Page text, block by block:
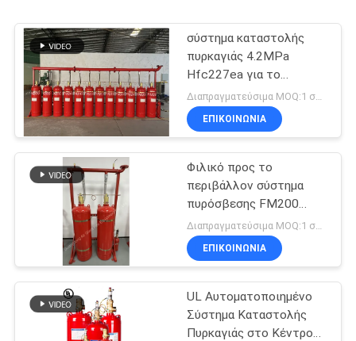
σύστημα καταστολής
πυρκαγιάς 4.2MPa
Hfc227ea για το
δωμάτιο
τηλεπικοινωνιών
Διαπραγματεύσιμα MOQ:1 σύνολο
ΕΠΙΚΟΙΝΩΝΊΑ
Φιλικό προς το
περιβάλλον σύστημα
πυρόσβεσης FM200
χωρίς ρύπανση
ΕΠΙΚΟΙΝΩΝΊΑ
UL Αυτοματοποιημένο
Σύστημα Καταστολής
Πυρκαγιάς στο Κέντρο